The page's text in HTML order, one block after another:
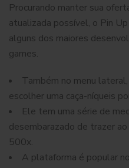
Procurando manter sua
atualizada possível, o Pin
alguns dos maiores
games.
Também no menu
escolher uma caça-níqueis
Ele tem uma série de
desembarazado de trazer
500x.
A plataforma é popular